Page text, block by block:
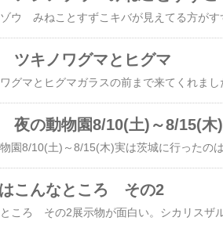
ツキノワグマとヒグマ
夜の動物園8/10(土)～8/15(木)
こんなところ その2